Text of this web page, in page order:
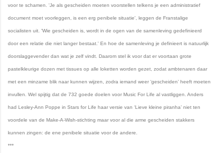
voor te schamen. 'Je als gescheiden moeten voorstellen telkens je een administratief
document moet voorleggen, is een erg penibele situatie', leggen de Franstalige
socialisten uit. 'Wie gescheiden is, wordt in de ogen van de samenleving gedefinieerd
door een relatie die niet langer bestaat.' En hoe de samenleving je definieert is natuurlijk
doorslaggevender dan wat je zelf vindt. Daarom stel ik voor dat er voortaan grote
pastelkleurige dozen met tissues op alle loketten worden gezet, zodat ambtenaren daar
met een minzame blik naar kunnen wijzen, zodra iemand weer ‘gescheiden’ heeft moeten
invullen. Wel spijtig dat de 732 goede doelen voor Music For Life al vastliggen. Anders
had Lesley-Ann Poppe in Stars for Life haar versie van ‘Lieve kleine piranha’ niet ten
voordele van de Make-A-Wish-stichting maar voor al die arme gescheiden stakkers
kunnen zingen: de ene penibele situatie voor de andere.
***